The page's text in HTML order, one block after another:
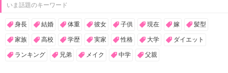
いま話題のキーワード
身長 結婚 体重 彼女 子供 現在 嫁 髪型
家族 高校 学歴 実家 性格 大学 ダイエット
ランキング 兄弟 メイク 中学 父親